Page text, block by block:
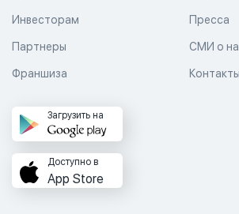
Пресса
СМИ о
Контакты
Инвесторам
Партнеры
Франшиза
Загрузить на
Доступно в
App Store